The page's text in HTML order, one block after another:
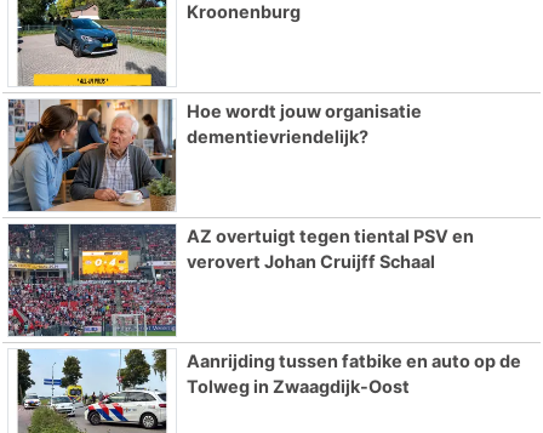
Kroonenburg
Hoe wordt jouw organisatie
dementievriendelijk?
AZ overtuigt tegen tiental PSV en
verovert Johan Cruijff Schaal
Aanrijding tussen fatbike en auto op de
Tolweg in Zwaagdijk-Oost